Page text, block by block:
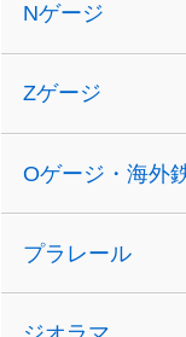
Nゲージ
Zゲージ
Oゲージ・海外
プラレール